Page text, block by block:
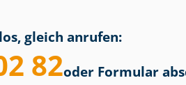
gleich anrufen:
82oder Formular